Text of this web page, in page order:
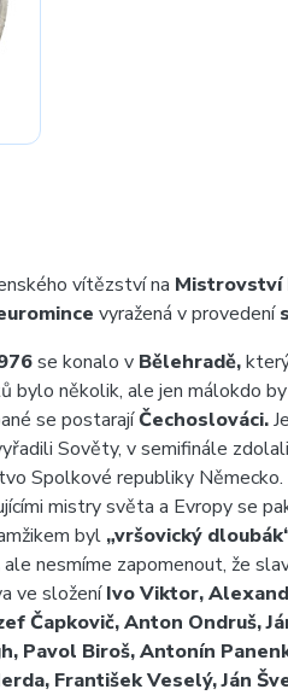
vítězství na Mistrovství
vyražená v provedení
se konalo v Bělehradě,
bylo několik, ale jen málokdo
se postarajíČechoslováci.
Sověty, v semifinále
Spolkové republiky Německo.
mistry světa a Evropy se
byl „vršovický
ale nesmíme zapomenout, že
ve složeníIvo Viktor,
Čapkovič, Anton Ondruš,
Pavol Biroš, Antonín
František Veselý, Ján